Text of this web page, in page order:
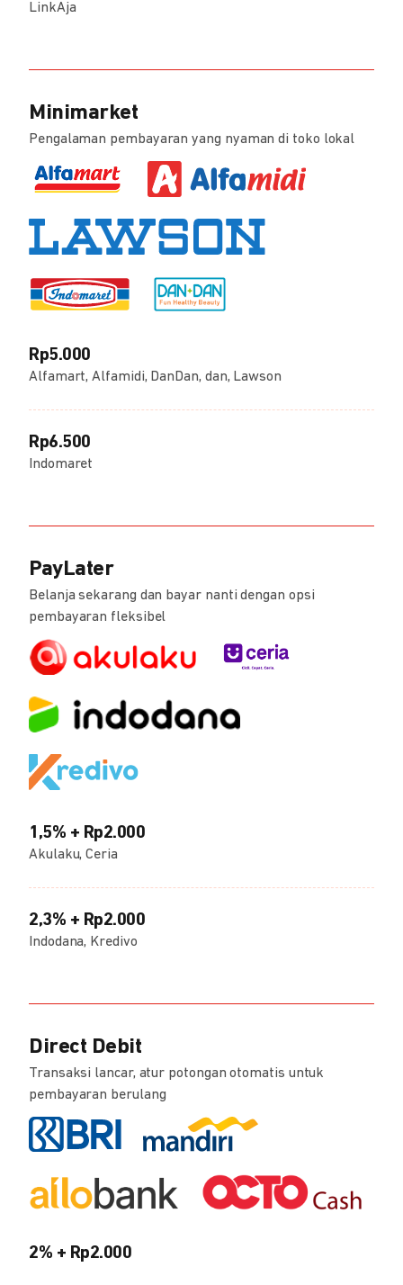
LinkAja
Minimarket
Pengalaman pembayaran yang nyaman di toko lokal
Rp5.000
Alfamart, Alfamidi, DanDan, dan, Lawson
Rp6.500
Indomaret
PayLater
Belanja sekarang dan bayar nanti dengan opsi
pembayaran fleksibel
1,5% + Rp2.000
Akulaku, Ceria
2,3% + Rp2.000
Indodana, Kredivo
Direct Debit
Transaksi lancar, atur potongan otomatis untuk
pembayaran berulang
2% + Rp2.000